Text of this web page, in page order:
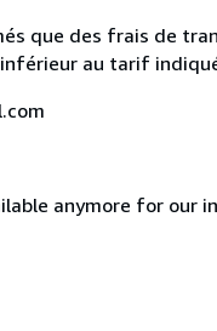
que des frais de
au tarif
anymore for our